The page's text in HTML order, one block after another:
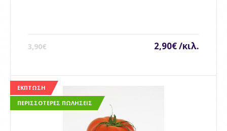
3,90€ 2,90€ /κιλ.
ΈΚΠΤΩΣΗ
ΠΕΡΙΣΣΌΤΕΡΕΣ ΠΩΛΉΣΕΙΣ